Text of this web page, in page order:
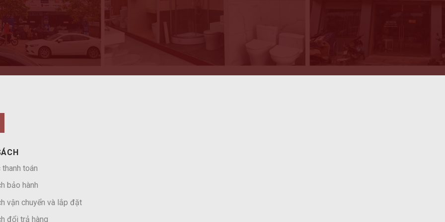
toán
bảo hành
vận chuyển và lắp đặt
đổi trả hàng